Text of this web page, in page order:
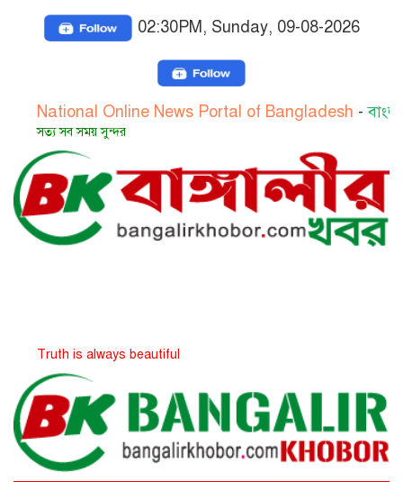
02:30PM, Sunday, 09-08-2026
Online News Portal of Bangladesh- বাংলাদেশের
সময় সুন্দর
is always beautiful